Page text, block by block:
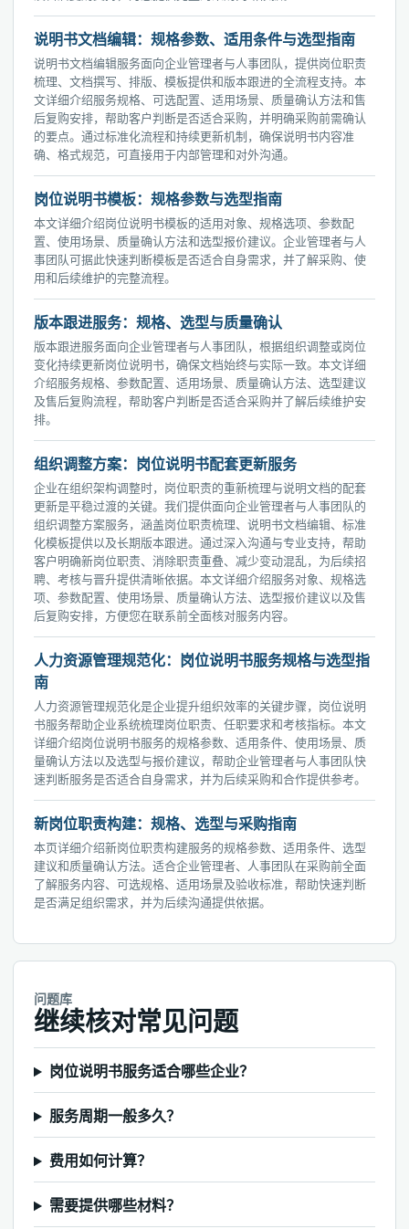
说明书文档编辑：规格参数、适用条件与选型指南
说明书文档编辑服务面向企业管理者与人事团队，提供岗位职责
梳理、文档撰写、排版、模板提供和版本跟进的全流程支持。本
文详细介绍服务规格、可选配置、适用场景、质量确认方法和售
后复购安排，帮助客户判断是否适合采购，并明确采购前需确认
的要点。通过标准化流程和持续更新机制，确保说明书内容准
确、格式规范，可直接用于内部管理和对外沟通。
岗位说明书模板：规格参数与选型指南
本文详细介绍岗位说明书模板的适用对象、规格选项、参数配
置、使用场景、质量确认方法和选型报价建议。企业管理者与人
事团队可据此快速判断模板是否适合自身需求，并了解采购、使
用和后续维护的完整流程。
版本跟进服务：规格、选型与质量确认
版本跟进服务面向企业管理者与人事团队，根据组织调整或岗位
变化持续更新岗位说明书，确保文档始终与实际一致。本文详细
介绍服务规格、参数配置、适用场景、质量确认方法、选型建议
及售后复购流程，帮助客户判断是否适合采购并了解后续维护安
排。
组织调整方案：岗位说明书配套更新服务
企业在组织架构调整时，岗位职责的重新梳理与说明文档的配套
更新是平稳过渡的关键。我们提供面向企业管理者与人事团队的
组织调整方案服务，涵盖岗位职责梳理、说明书文档编辑、标准
化模板提供以及长期版本跟进。通过深入沟通与专业支持，帮助
客户明确新岗位职责、消除职责重叠、减少变动混乱，为后续招
聘、考核与晋升提供清晰依据。本文详细介绍服务对象、规格选
项、参数配置、使用场景、质量确认方法、选型报价建议以及售
后复购安排，方便您在联系前全面核对服务内容。
人力资源管理规范化：岗位说明书服务规格与选型指
南
人力资源管理规范化是企业提升组织效率的关键步骤，岗位说明
书服务帮助企业系统梳理岗位职责、任职要求和考核指标。本文
详细介绍岗位说明书服务的规格参数、适用条件、使用场景、质
量确认方法以及选型与报价建议，帮助企业管理者与人事团队快
速判断服务是否适合自身需求，并为后续采购和合作提供参考。
新岗位职责构建：规格、选型与采购指南
本页详细介绍新岗位职责构建服务的规格参数、适用条件、选型
建议和质量确认方法。适合企业管理者、人事团队在采购前全面
了解服务内容、可选规格、适用场景及验收标准，帮助快速判断
是否满足组织需求，并为后续沟通提供依据。
问题库
继续核对常见问题
岗位说明书服务适合哪些企业？
服务周期一般多久？
费用如何计算？
需要提供哪些材料？